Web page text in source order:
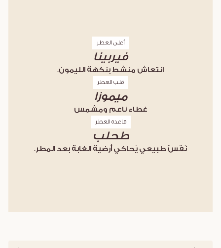
أعلى العطر
فيربينا
انتعاش منشط بنكهة الليمون.
قلب العطر
ميموزا
غطاء ناعم ومشمس
قاعدة العطر
طحلب
نَفَسٌ طبيعي يُحاكي أرضية الغابة بعد المطر.